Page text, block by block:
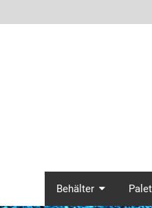
Behälter